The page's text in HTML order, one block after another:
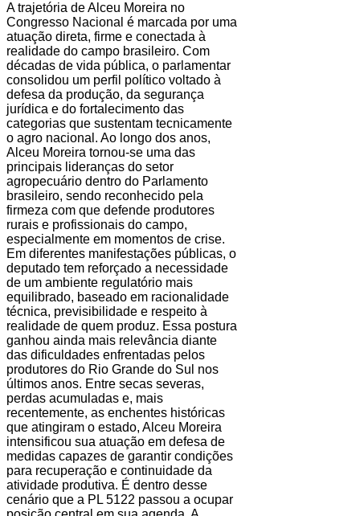
A trajetória de Alceu Moreira no
Congresso Nacional é marcada por uma
atuação direta, firme e conectada à
realidade do campo brasileiro. Com
décadas de vida pública, o parlamentar
consolidou um perfil político voltado à
defesa da produção, da segurança
jurídica e do fortalecimento das
categorias que sustentam tecnicamente
o agro nacional. Ao longo dos anos,
Alceu Moreira tornou-se uma das
principais lideranças do setor
agropecuário dentro do Parlamento
brasileiro, sendo reconhecido pela
firmeza com que defende produtores
rurais e profissionais do campo,
especialmente em momentos de crise.
Em diferentes manifestações públicas, o
deputado tem reforçado a necessidade
de um ambiente regulatório mais
equilibrado, baseado em racionalidade
técnica, previsibilidade e respeito à
realidade de quem produz. Essa postura
ganhou ainda mais relevância diante
das dificuldades enfrentadas pelos
produtores do Rio Grande do Sul nos
últimos anos. Entre secas severas,
perdas acumuladas e, mais
recentemente, as enchentes históricas
que atingiram o estado, Alceu Moreira
intensificou sua atuação em defesa de
medidas capazes de garantir condições
para recuperação e continuidade da
atividade produtiva. É dentro desse
cenário que a PL 5122 passou a ocupar